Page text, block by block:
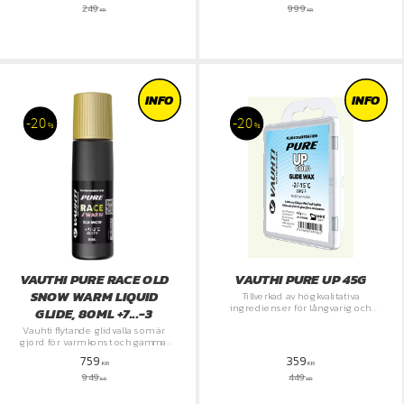
249KR 999KR
VAUTHI PURE RACE OLD
SNOW WARM LIQUID
GLIDE, 80ML +7...-3
​Vauhti flytande glidvalla som är
gjord för varm konst och gammal
759 KR
949KR
20 %
INFO
VAUTHI PURE UP 45G
Tillverkad av högkvalitativa
ingredienser för långvarig och
359KR
449KR
20 %
INFO